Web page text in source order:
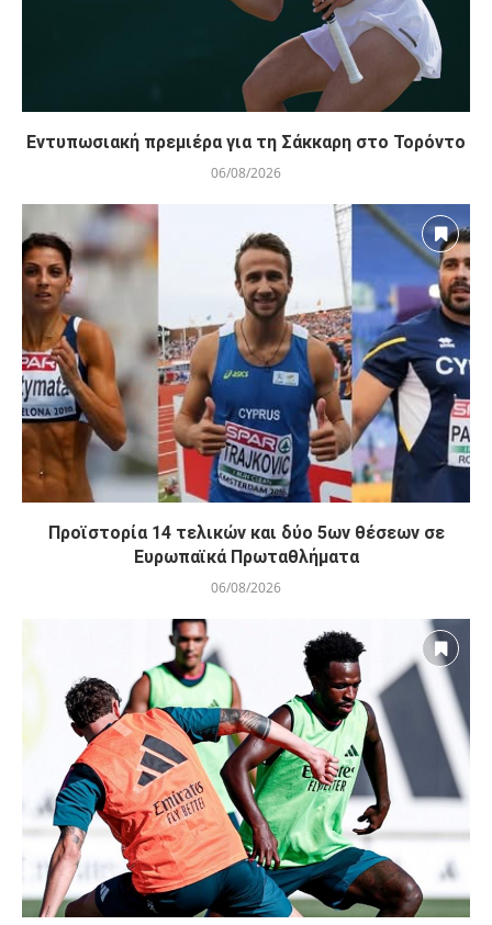
Εντυπωσιακή πρεμιέρα για τη Σάκκαρη στο Τορόντο
06/08/2026
Προϊστορία 14 τελικών και δύο 5ων θέσεων σε
Ευρωπαϊκά Πρωταθλήματα
06/08/2026